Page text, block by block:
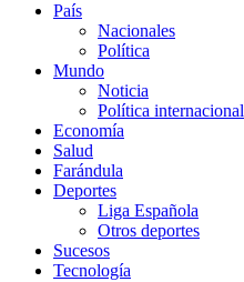
País
Nacionales
Política
Mundo
Noticia
Política internacional
Economía
Salud
Farándula
Deportes
Liga Española
Otros deportes
Sucesos
Tecnología